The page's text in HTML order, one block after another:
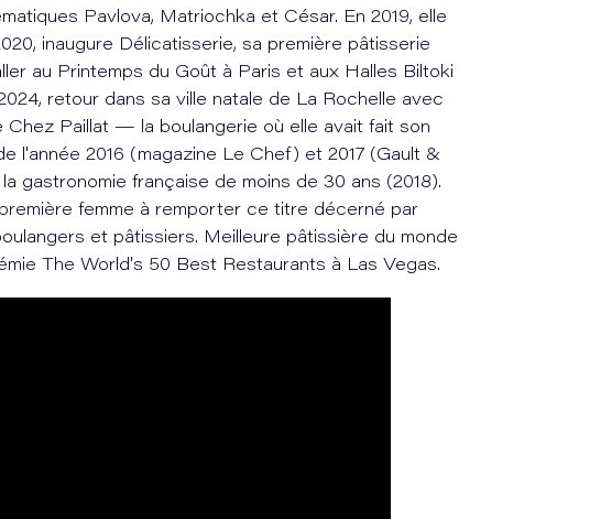
Pavlova, Matriochka et César. En 2019, elle
inaugure Délicatisserie, sa première pâtisserie
au Printemps du Goût à Paris et aux Halles Biltoki
retour dans sa ville natale de La Rochelle avec
Chez Paillat — la boulangerie où elle avait fait son
l'année 2016 (magazine Le Chef) et 2017 (Gault &
la gastronomie française de moins de 30 ans (2018).
femme à remporter ce titre décerné par
et pâtissiers. Meilleure pâtissière du monde
The World's 50 Best Restaurants à Las Vegas.